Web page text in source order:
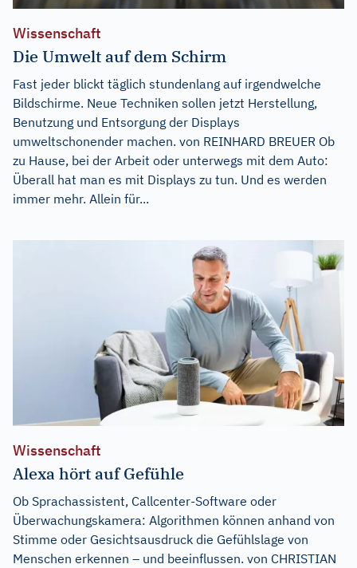
Wissenschaft
Die Umwelt auf dem Schirm
Fast jeder blickt täglich stundenlang auf irgendwelche
Bildschirme. Neue Techniken sollen jetzt Herstellung,
Benutzung und Entsorgung der Displays
umweltschonender machen. von REINHARD BREUER Ob
zu Hause, bei der Arbeit oder unterwegs mit dem Auto:
Überall hat man es mit Displays zu tun. Und es werden
immer mehr. Allein für...
Wissenschaft
Alexa hört auf Gefühle
Ob Sprachassistent, Callcenter-Software oder
Überwachungskamera: Algorithmen können anhand von
Stimme oder Gesichtsausdruck die Gefühlslage von
Menschen erkennen – und beeinflussen. von CHRISTIAN